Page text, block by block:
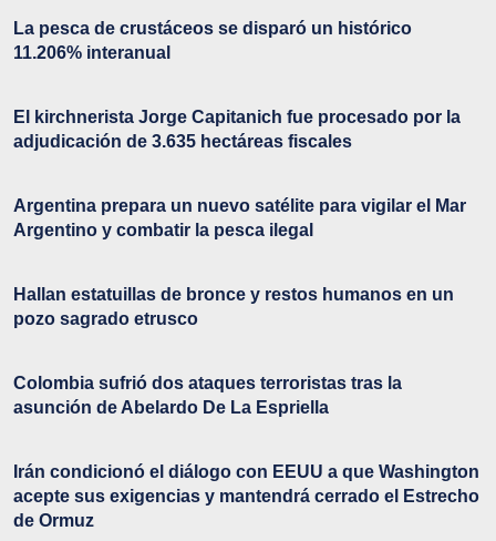
La pesca de crustáceos se disparó un histórico
11.206% interanual
El kirchnerista Jorge Capitanich fue procesado por la
adjudicación de 3.635 hectáreas fiscales
Argentina prepara un nuevo satélite para vigilar el Mar
Argentino y combatir la pesca ilegal
Hallan estatuillas de bronce y restos humanos en un
pozo sagrado etrusco
Colombia sufrió dos ataques terroristas tras la
asunción de Abelardo De La Espriella
Irán condicionó el diálogo con EEUU a que Washington
acepte sus exigencias y mantendrá cerrado el Estrecho
de Ormuz